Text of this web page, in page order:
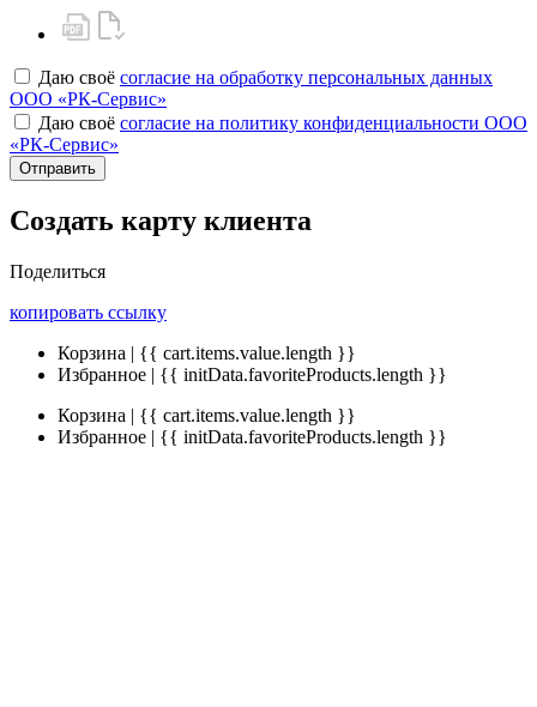
Даю своё согласие на обработку персональных данных
ООО «РК-Сервис»
Даю своё согласие на политику конфиденциальности ООО
«РК-Сервис»
Отправить
Создать карту клиента
Поделиться
копировать ссылку
Корзина | {{ cart.items.value.length }}
Избранное | {{ initData.favoriteProducts.length }}
Корзина | {{ cart.items.value.length }}
Избранное | {{ initData.favoriteProducts.length }}